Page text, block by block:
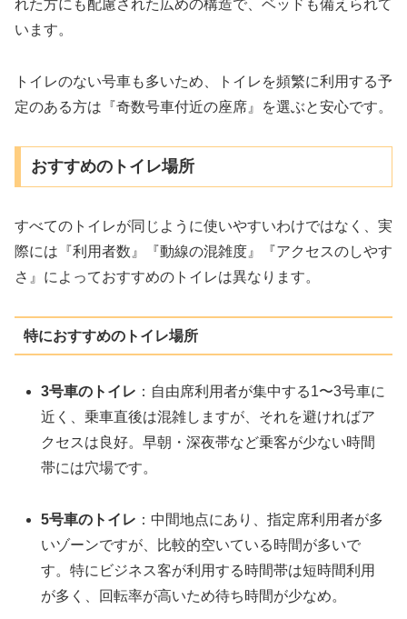
れた方にも配慮された広めの構造で、ベッドも備えられて
います。
トイレのない号車も多いため、トイレを頻繁に利用する予
定のある方は『奇数号車付近の座席』を選ぶと安心です。
おすすめのトイレ場所
すべてのトイレが同じように使いやすいわけではなく、実
際には『利用者数』『動線の混雑度』『アクセスのしやす
さ』によっておすすめのトイレは異なります。
特におすすめのトイレ場所
3号車のトイレ ：自由席利用者が集中する1〜3号車に
近く、乗車直後は混雑しますが、それを避ければア
クセスは良好。早朝・深夜帯など乗客が少ない時間
帯には穴場です。
5号車のトイレ ：中間地点にあり、指定席利用者が多
いゾーンですが、比較的空いている時間が多いで
す。特にビジネス客が利用する時間帯は短時間利用
が多く、回転率が高いため待ち時間が少なめ。